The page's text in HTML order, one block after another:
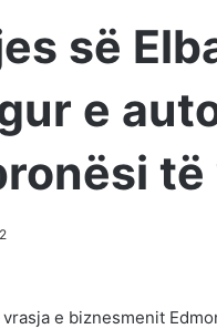
së
e
e biznesmenit